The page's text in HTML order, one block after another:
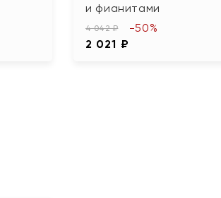
и фианитами
4 042 ₽
2 021 ₽
-50%